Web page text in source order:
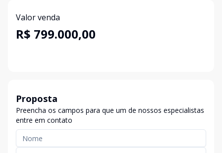
Valor venda
R$ 799.000,00
Proposta
Preencha os campos para que um de nossos especialistas
entre em contato